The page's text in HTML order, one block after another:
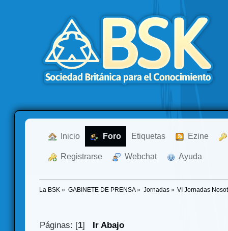
Inicio Foro Etiquetas Ezine
Registrarse Webchat Ayuda
La BSK » GABINETE DE PRENSA» Jornadas» VI Jornadas
Páginas: [1] Ir Abajo